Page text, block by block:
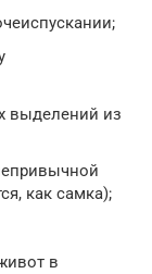
выделений из
как самка);
в